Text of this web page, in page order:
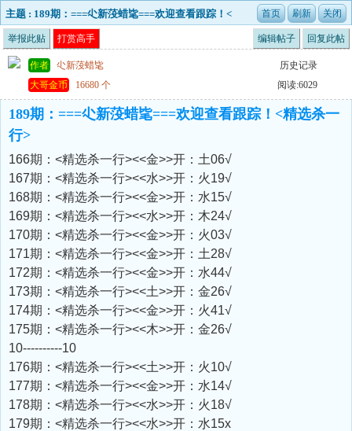
主题 : 189期：===尐新莈蜡毞===欢迎查看跟踪！<
精选杀一行>
举报此贴 打赏高手 编辑帖子 回复此帖
作者 尐新莈蜡毞
历史记录
大哥金币
16680 个 阅读:6029
189期：===尐新莈蜡毞===欢迎查看跟踪！<精选杀一
行>
166期：<精选杀一行><<金>>开：土06√
167期：<精选杀一行><<水>>开：火19√
168期：<精选杀一行><<金>>开：水15√
169期：<精选杀一行><<水>>开：木24√
170期：<精选杀一行><<金>>开：火03√
171期：<精选杀一行><<金>>开：土28√
172期：<精选杀一行><<金>>开：水44√
173期：<精选杀一行><<土>>开：金26√
174期：<精选杀一行><<金>>开：火41√
175期：<精选杀一行><<木>>开：金26√
10----------10
176期：<精选杀一行><<土>>开：火10√
177期：<精选杀一行><<金>>开：水14√
178期：<精选杀一行><<水>>开：火18√
179期：<精选杀一行><<水>>开：水15x